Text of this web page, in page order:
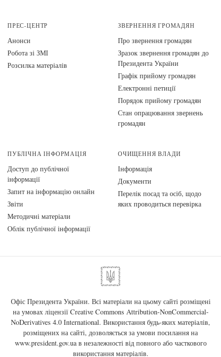
ПРЕС-ЦЕНТР
Анонси
Робота зі ЗМІ
Розсилка матеріалів
ЗВЕРНЕННЯ ГРОМАДЯН
Про звернення громадян
Зразок звернення громадян до
Президента України
Графік прийому громадян
Електронні петиції
Порядок прийому громадян
Стан опрацювання звернень
громадян
ПУБЛІЧНА ІНФОРМАЦІЯ
Доступ до публічної
інформації
Запит на інформацію онлайн
Звіти
Методичні матеріали
Облік публічної інформації
ОЧИЩЕННЯ ВЛАДИ
Інформація
Документи
Перелік посад та осіб, щодо
яких проводиться перевірка
Офіс Президента України. Всі матеріали на цьому сайті розміщені
на умовах ліцензії Creative Commons Attribution-NonCommercial-
NoDerivatives 4.0 International. Використання будь-яких матеріалів,
розміщених на сайті, дозволяється за умови посилання на
www.president.gov.uaв незалежності від повного або часткового
використання матеріалів.